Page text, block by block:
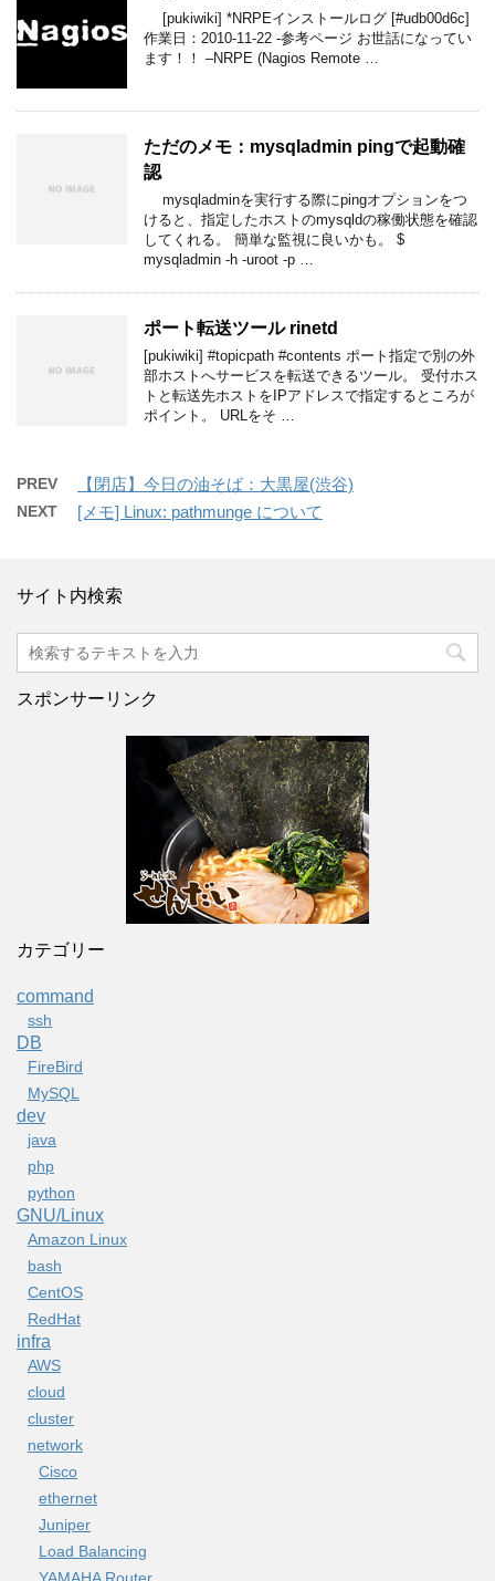
[pukiwiki] *NRPEインストールログ [#udb00d6c]
作業日：2010-11-22 -参考ページ お世話になってい
ます！！ –NRPE (Nagios Remote …
ただのメモ：mysqladmin pingで起動確
認
mysqladminを実行する際にpingオプションをつ
けると、指定したホストのmysqldの稼働状態を確認
してくれる。 簡単な監視に良いかも。 $
mysqladmin -h -uroot -p …
ポート転送ツール rinetd
[pukiwiki] #topicpath #contents ポート指定で別の外
部ホストへサービスを転送できるツール。 受付ホス
トと転送先ホストをIPアドレスで指定するところが
ポイント。 URLをそ …
PREV 【閉店】今日の油そば：大黒屋(渋谷)
NEXT [メモ] Linux: pathmunge について
サイト内検索
スポンサーリンク
カテゴリー
command
ssh
DB
FireBird
MySQL
dev
java
php
python
GNU/Linux
Amazon Linux
bash
CentOS
RedHat
infra
AWS
cloud
cluster
network
Cisco
ethernet
Juniper
Load Balancing
YAMAHA Router